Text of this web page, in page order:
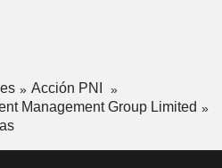
Acción PNI
Management Group Limited